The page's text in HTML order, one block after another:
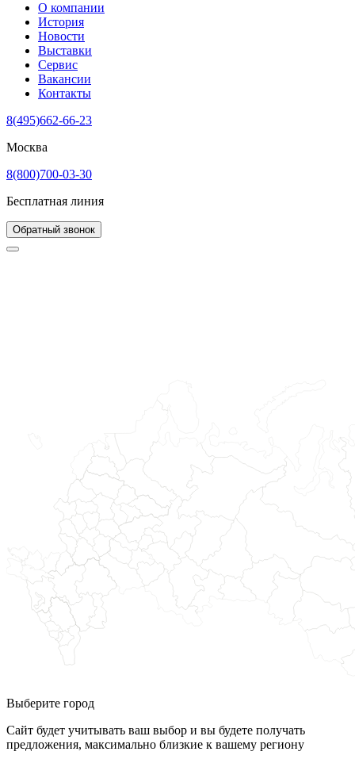
О компании
История
Новости
Выставки
Сервис
Вакансии
Контакты
8(495)662-66-23
Москва
8(800)700-03-30
Бесплатная линия
Обратный звонок
Выберите город
Сайт будет учитывать ваш выбор и вы будете получать
предложения, максимально близкие к вашему региону